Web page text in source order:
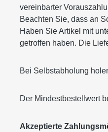
vereinbarter
Beachten Sie, dass an
Haben Sie Artikel mit
getroffen haben. Die
Bei Selbstabholung
Der Mindestbestellwert
Akzeptierte